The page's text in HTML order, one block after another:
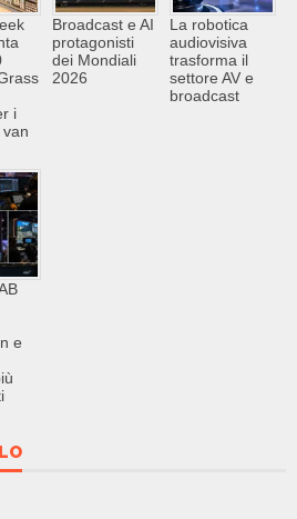
i
Broadcast e AI
protagonisti
dei Mondiali
2026
La robotica
audiovisiva
trasforma il
settore AV e
broadcast
e